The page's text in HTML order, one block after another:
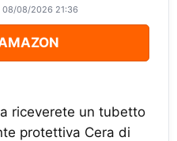
08/08/2026 21:36
riceverete un tubetto
protettiva Cera di